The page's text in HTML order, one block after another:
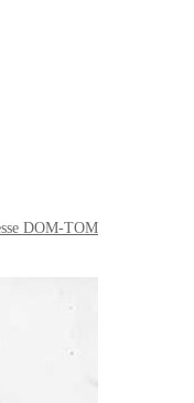
DOM-TOM